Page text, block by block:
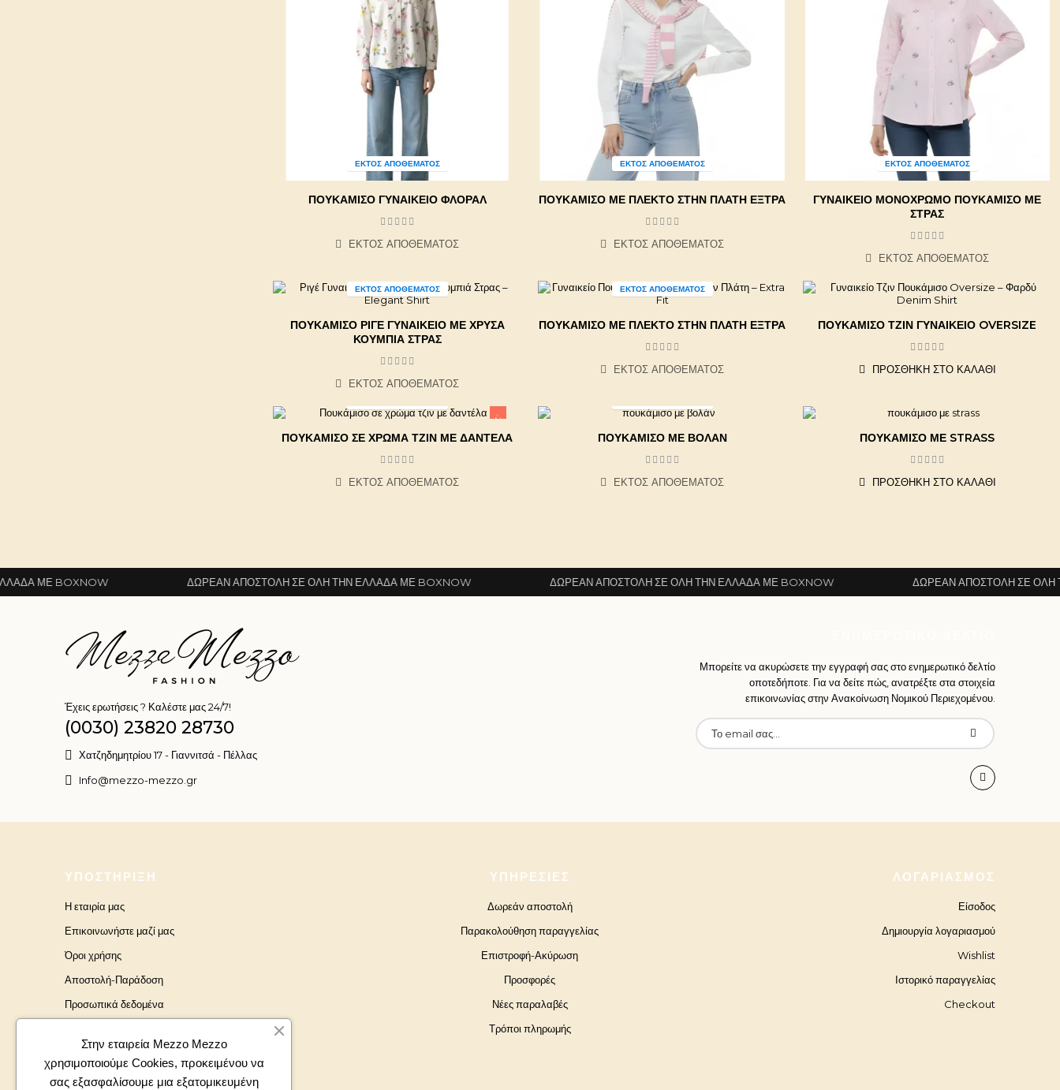
ΕΚΤΌΣ ΑΠΟΘΈΜΑΤΟΣ
ΠΟΥΚΆΜΙΣΟ ΓΥΝΑΙΚΕΊΟ ΦΛΟΡΆΛ
ΕΚΤΌΣ ΑΠΟΘΈΜΑΤΟΣ
ΕΚΤΌΣ ΑΠΟΘΈΜΑΤΟΣ
ΠΟΥΚΆΜΙΣΟ ΜΕ ΠΛΕΚΤΌ ΣΤΗΝ ΠΛΆΤΗ ΈΞΤΡΑ
ΕΚΤΌΣ ΑΠΟΘΈΜΑΤΟΣ
ΕΚΤΌΣ ΑΠΟΘΈΜΑΤΟΣ
ΓΥΝΑΙΚΕΊΟ ΜΟΝΌΧΡΩΜΟ ΠΟΥΚΆΜΙΣΟ ΜΕ
ΣΤΡΑΣ
ΕΚΤΌΣ ΑΠΟΘΈΜΑΤΟΣ
ΕΚΤΌΣ ΑΠΟΘΈΜΑΤΟΣ
ΠΟΥΚΆΜΙΣΟ ΡΙΓΈ ΓΥΝΑΙΚΕΊΟ ΜΕ ΧΡΥΣΆ
ΚΟΥΜΠΙΆ ΣΤΡΑΣ
ΕΚΤΌΣ ΑΠΟΘΈΜΑΤΟΣ
ΕΚΤΌΣ ΑΠΟΘΈΜΑΤΟΣ
ΠΟΥΚΆΜΙΣΟ ΜΕ ΠΛΕΚΤΌ ΣΤΗΝ ΠΛΆΤΗ ΈΞΤΡΑ
ΕΚΤΌΣ ΑΠΟΘΈΜΑΤΟΣ
ΠΟΥΚΆΜΙΣΟ ΤΖΙΝ ΓΥΝΑΙΚΕΊΟ OVERSIZE
ΠΡΟΣΘΉΚΗ ΣΤΟ ΚΑΛΆΘΙ
-20%
ΠΟΥΚΆΜΙΣΟ ΣΕ ΧΡΏΜΑ ΤΖΙΝ ΜΕ ΔΑΝΤΈΛΑ
ΕΚΤΌΣ ΑΠΟΘΈΜΑΤΟΣ
ΠΟΥΚΆΜΙΣΟ ΜΕ ΒΟΛΆΝ
ΕΚΤΌΣ ΑΠΟΘΈΜΑΤΟΣ
ΠΟΥΚΆΜΙΣΟ ΜΕ STRASS
ΠΡΟΣΘΉΚΗ ΣΤΟ ΚΑΛΆΘΙ
ΔΩΡΕΆΝ ΑΠΟΣΤΟΛΉ ΣΕ ΌΛΗ ΤΗΝ ΕΛΛΆΔΑ ΜΕ BOXNOW ΔΩΡΕΆΝ ΑΠΟΣΤΟΛΉ ΣΕ ΌΛΗ ΤΗΝ ΕΛΛΆΔΑ ΜΕ BOXNOW ΔΩΡΕΆΝ ΑΠΟΣΤΟΛΉ ΣΕ ΌΛΗ ΤΗΝ ΕΛΛΆΔΑ
Έχεις ερωτήσεις ? Καλέστε μας 24/7!
(0030) 23820 28730
Χατζηδημητρίου 17 - Γιαννιτσά - Πέλλας
Info@mezzo-mezzo.gr
Μπορείτε να ακυρώσετε την εγγραφή σας στο ενημερωτικό δελτίο
οποτεδήποτε. Για να δείτε πώς, ανατρέξτε στα στοιχεία
επικοινωνίας στην Ανακοίνωση Νομικού Περιεχομένου.
ΥΠΟΣΤΉΡΙΞΗ
Η εταιρία μας
Επικοινωνήστε μαζί μας
Όροι χρήσης
Αποστολή-Παράδοση
Προσωπικά δεδομένα
ΥΠΗΡΕΣΊΕΣ
Δωρεάν αποστολή
Παρακολούθηση παραγγελίας
Επιστροφή-Ακύρωση
Προσφορές
Νέες παραλαβές
Τρόποι πληρωμής
ΛΟΓΑΡΙΑΣΜΌΣ
Είσοδος
Δημιουργία λογαριασμού
Wishlist
Ιστορικό παραγγελίας
Checkout
Στην εταιρεία Mezzo Mezzo
χρησιμοποιούμε Cookies, προκειμένου να
σας εξασφαλίσουμε μια εξατομικευμένη